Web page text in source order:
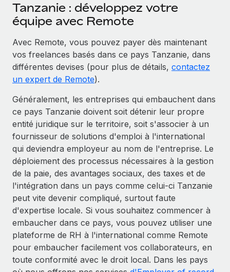
Tanzanie : développez votre
équipe avec Remote
Avec Remote, vous pouvez payer dès maintenant
vos freelances basés dans ce pays Tanzanie, dans
différentes devises (pour plus de détails, contactez
un expert de Remote).
Généralement, les entreprises qui embauchent dans
ce pays Tanzanie doivent soit détenir leur propre
entité juridique sur le territoire, soit s'associer à un
fournisseur de solutions d'emploi à l'international
qui deviendra employeur au nom de l'entreprise. Le
déploiement des processus nécessaires à la gestion
de la paie, des avantages sociaux, des taxes et de
l'intégration dans un pays comme celui-ci Tanzanie
peut vite devenir compliqué, surtout faute
d'expertise locale. Si vous souhaitez commencer à
embaucher dans ce pays, vous pouvez utiliser une
plateforme de RH à l'international comme Remote
pour embaucher facilement vos collaborateurs, en
toute conformité avec le droit local. Dans les pays